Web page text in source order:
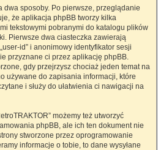
dwa sposoby. Po pierwsze, przeglądanie
że aplikacja phpBB tworzy kilka
tekstowymi pobranymi do katalogu plików
Pierwsze dwa ciasteczka zawierają
id” i anonimowy identyfikator sesji
przyznane ci przez aplikację phpBB.
gdy przejrzysz chociaż jeden temat na
używane do zapisania informacji, które
i służy do ułatwienia ci nawigacji na
możemy też utworzyć
phpBB, ale ich ten dokument nie
stworzone przez oprogramowanie
informacje o tobie, to dane wysyłane